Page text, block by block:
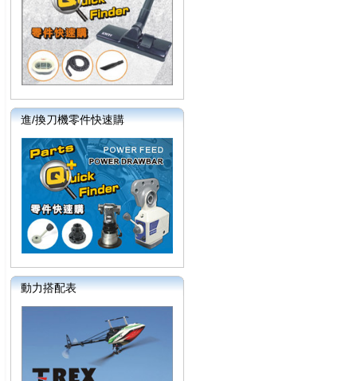
進/換刀機零件快速購
動力搭配表